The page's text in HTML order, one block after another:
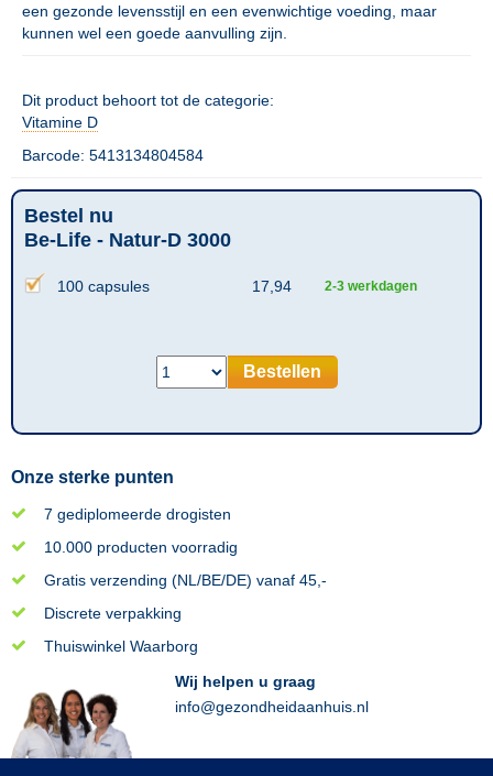
een gezonde levensstijl en een evenwichtige voeding, maar
kunnen wel een goede aanvulling zijn.
Dit product behoort tot de categorie:
Vitamine D
Barcode: 5413134804584
Bestel nu
Be-Life - Natur-D 3000
100 capsules 17,94 2-3 werkdagen
Bestellen
Onze sterke punten
7 gediplomeerde drogisten
10.000 producten voorradig
Gratis verzending (NL/BE/DE) vanaf 45,-
Discrete verpakking
Thuiswinkel Waarborg
Wij helpen u graag
info@gezondheidaanhuis.nl